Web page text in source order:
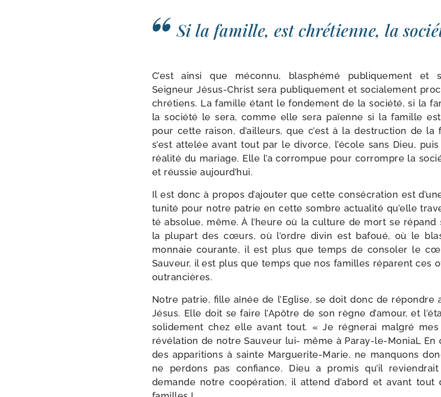
Si la famille, est chré­tienne, la
C’est ain­si que mécon­nu, blas­phé­mé publi­que­ment et
Seigneur Jésus-​Christ sera publi­que­ment et socia­le­ment
chré­tiens. La famille étant le fon­de­ment de la socié­té, si la
la socié­té le sera, comme elle sera païenne si la famille est
pour cette rai­son, d’ailleurs, que c’est à la des­truc­tion de la
s’est atte­lée avant tout par le divorce, l’école sans Dieu,
réa­li­té du mariage. Elle l’a cor­rom­pue pour cor­rompre la
et réus­sie aujourd’hui.
Il est donc à pro­pos d’ajouter que cette consé­cra­tion est
tu­ni­té pour notre patrie en cette sombre actua­li­té qu’elle
té abso­lue, même. À l’heure où la culture de mort se répand
la plu­part des cœurs, où l’ordre divin est bafoué, où le
mon­naie cou­rante, il est plus que temps de conso­ler le
Sauveur, il est plus que temps que nos familles réparent ces
outrancières.
Notre patrie, fille aînée de l’Eglise, se doit donc de
Jésus. Elle doit se faire l’Apôtre de son règne d’amour, et
soli­de­ment chez elle avant tout. « Je régne­rai mal­gré mes
révé­la­tion de notre Sauveur lui- même à Paray-​le-​MoniaL En
des appa­ri­tions à sainte Marguerite-​Marie, ne man­quons
ne per­dons pas confiance. Dieu a pro­mis qu’il
demande notre coopé­ra­tion, il attend d’abord et avant tout